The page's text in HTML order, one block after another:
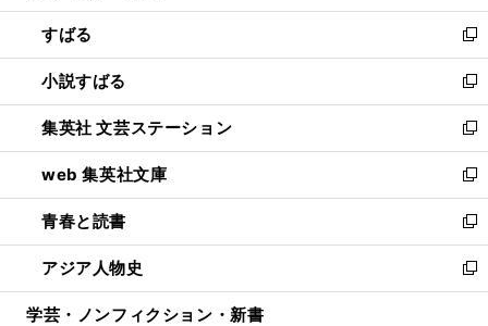
開
く
ウ
で
開
く
ン
ド
ウ
で
開
く
すばる
新
し
い
ウ
ィ
ン
ド
ウ
で
開
く
小説すばる
新
し
い
ウ
ィ
ン
ド
ウ
で
開
集英社 文芸ステーション
新
し
い
ウ
ィ
ン
ド
ウ
web 集英社文庫
新
し
い
ウ
ィ
ン
青春と読書
新
し
い
ウ
アジア人物史
新
し
学芸・ノンフィクション・新書